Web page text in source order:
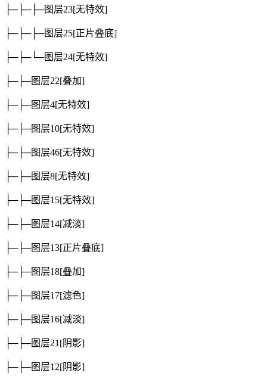
├─├─├─图层23[无特效]
├─├─├─图层25[正片叠底]
├─├─└─图层24[无特效]
├─├─图层22[叠加]
├─├─图层4[无特效]
├─├─图层10[无特效]
├─├─图层46[无特效]
├─├─图层8[无特效]
├─├─图层15[无特效]
├─├─图层14[减淡]
├─├─图层13[正片叠底]
├─├─图层18[叠加]
├─├─图层17[滤色]
├─├─图层16[减淡]
├─├─图层21[阴影]
├─├─图层12[阴影]